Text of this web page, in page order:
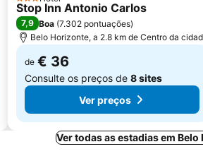
3 Estrelas
Stop Inn Antonio Carlos
7,9 Boa (7.302 pontuações)
Belo Horizonte, a 2.8 km de Centro da
de € 36
Consulte os preços de 8 sites
Ver preços
Ver todas as estadias em